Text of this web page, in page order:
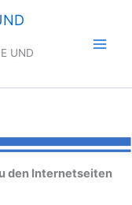
UND
den Internetseiten